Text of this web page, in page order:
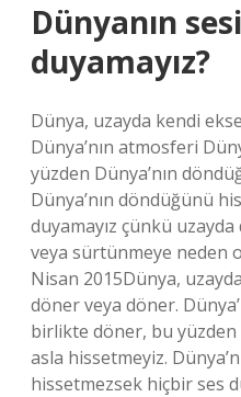
Dünyanın
duyamayız?
Dünya, uzayda kendi
Dünya’nın atmosferi
yüzden Dünya’nın
Dünya’nın döndüğünü
duyamayız çünkü
veya sürtünmeye neden
Nisan 2015Dünya,
döner veya döner.
birlikte döner, bu yüzden
asla hissetmeyiz.
hissetmezsek hiçbir ses